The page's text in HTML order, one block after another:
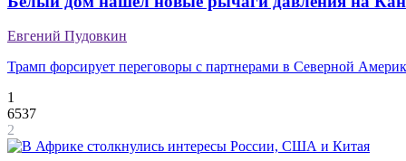
Евгений Пудовкин
Трамп форсирует переговоры с партнерами в Северной
1
6537
2